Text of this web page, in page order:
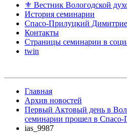
⚜ Вестник Вологодской
История семинарии
Спасо-Прилуцкий
Контакты
Страницы семинарии в
twin
Главная
Архив новостей
Первый Актовый день в
семинарии прошел в
ias_9987